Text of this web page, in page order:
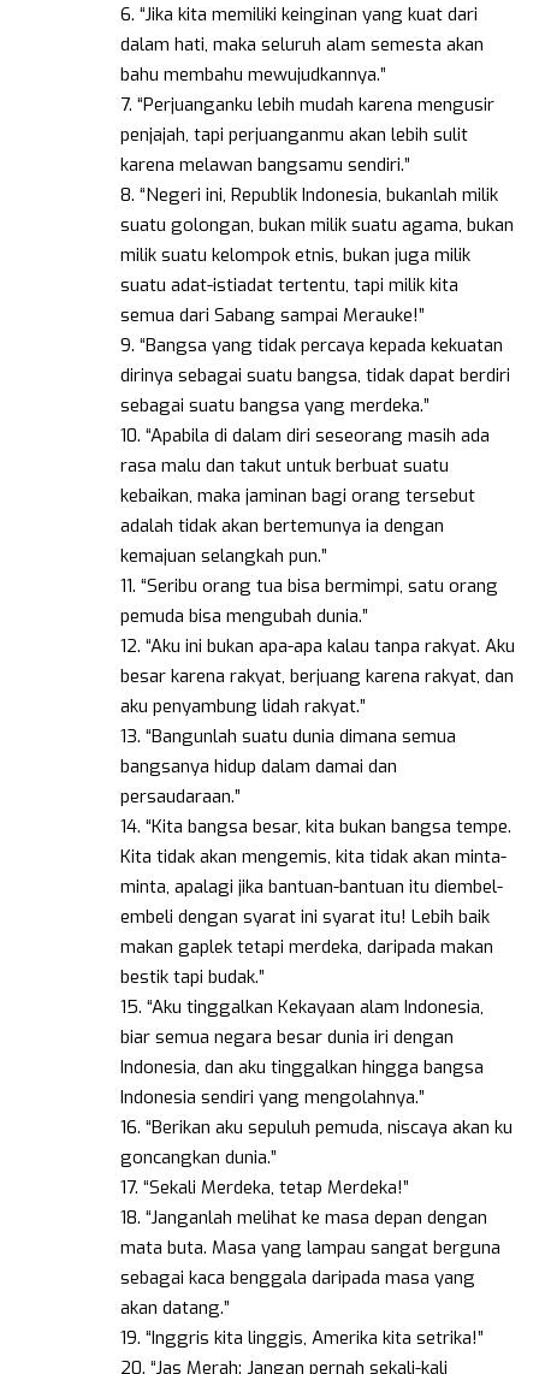
6. “Jika kita memiliki keinginan yang kuat dari
dalam hati, maka seluruh alam semesta akan
bahu membahu mewujudkannya.”
7. “Perjuanganku lebih mudah karena mengusir
penjajah, tapi perjuanganmu akan lebih sulit
karena melawan bangsamu sendiri.”
8. “Negeri ini, Republik Indonesia, bukanlah milik
suatu golongan, bukan milik suatu agama, bukan
milik suatu kelompok etnis, bukan juga milik
suatu adat-istiadat tertentu, tapi milik kita
semua dari Sabang sampai Merauke!”
9. “Bangsa yang tidak percaya kepada kekuatan
dirinya sebagai suatu bangsa, tidak dapat berdiri
sebagai suatu bangsa yang merdeka.”
10. “Apabila di dalam diri seseorang masih ada
rasa malu dan takut untuk berbuat suatu
kebaikan, maka jaminan bagi orang tersebut
adalah tidak akan bertemunya ia dengan
kemajuan selangkah pun.”
11. “Seribu orang tua bisa bermimpi, satu orang
pemuda bisa mengubah dunia.”
12. “Aku ini bukan apa-apa kalau tanpa rakyat. Aku
besar karena rakyat, berjuang karena rakyat, dan
aku penyambung lidah rakyat.”
13. “Bangunlah suatu dunia dimana semua
bangsanya hidup dalam damai dan
persaudaraan.”
14. “Kita bangsa besar, kita bukan bangsa tempe.
Kita tidak akan mengemis, kita tidak akan minta-
minta, apalagi jika bantuan-bantuan itu diembel-
embeli dengan syarat ini syarat itu! Lebih baik
makan gaplek tetapi merdeka, daripada makan
bestik tapi budak.”
15. “Aku tinggalkan Kekayaan alam Indonesia,
biar semua negara besar dunia iri dengan
Indonesia, dan aku tinggalkan hingga bangsa
Indonesia sendiri yang mengolahnya.”
16. “Berikan aku sepuluh pemuda, niscaya akan ku
goncangkan dunia.”
17. “Sekali Merdeka, tetap Merdeka!”
18. “Janganlah melihat ke masa depan dengan
mata buta. Masa yang lampau sangat berguna
sebagai kaca benggala daripada masa yang
akan datang.”
19. “Inggris kita linggis, Amerika kita setrika!”
20. “Jas Merah: Jangan pernah sekali-kali